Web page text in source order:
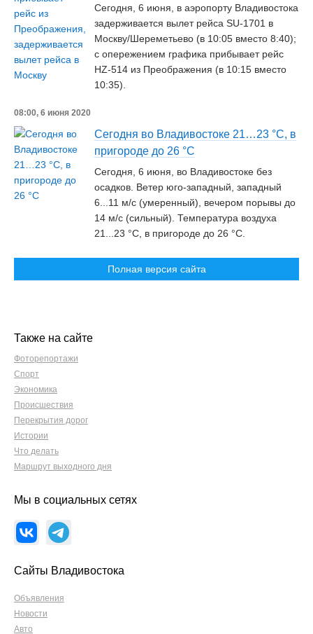
Сегодня, 6 июня, в аэропорту Владивостока
задерживается вылет рейса SU-1701 в
Москву/Шереметьево (в 10:05 вместо 8:40);
с опережением графика прибывает рейс
HZ-514 из Преображения (в 10:15 вместо
10:35).
08:00, 6 июня 2020
Сегодня во Владивостоке 21…23 °С, в
пригороде до 26 °C
Сегодня, 6 июня, во Владивостоке без
осадков. Ветер юго-западный, западный
6...11 м/c (умеренный), вечером порывы до
14 м/с (сильный). Температура воздуха
21...23 °С, в пригороде до 26 °C.
Полная версия сайта
Также на сайте
Фоторепортажи
Спорт
Экономика
Происшествия
Перекрытия дорог
Истории
Что делать
Маршрут выходного дня
Мы в социальных сетях
Сайты Владивостока
Объявления
Новости
Авто